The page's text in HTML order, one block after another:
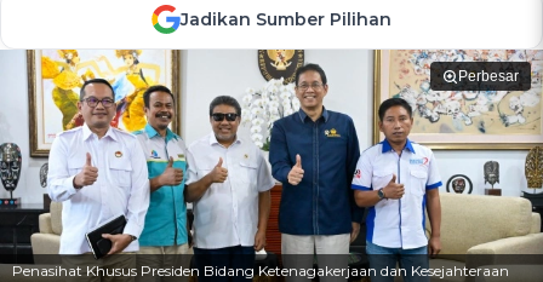
Jadikan Sumber Pilihan
Perbesar
Penasihat Khusus Presiden Bidang Ketenagakerjaan dan Kesejahteraan